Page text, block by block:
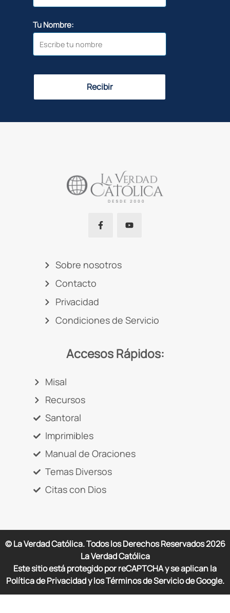
Tu Nombre:
Recibir
Sobre nosotros
Contacto
Privacidad
Condiciones de Servicio
Accesos Rápidos:
Misal
Recursos
Santoral
Imprimibles
Manual de Oraciones
Temas Diversos
Citas con Dios
© La Verdad Católica. Todos los Derechos Reservados2026
La Verdad Católica
Este sitio está protegido por reCAPTCHA y se aplican la
Política de Privacidad y los Términos de Servicio de Google.